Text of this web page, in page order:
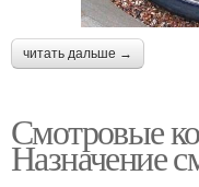
читать дальше →
Смотровые
Назначение